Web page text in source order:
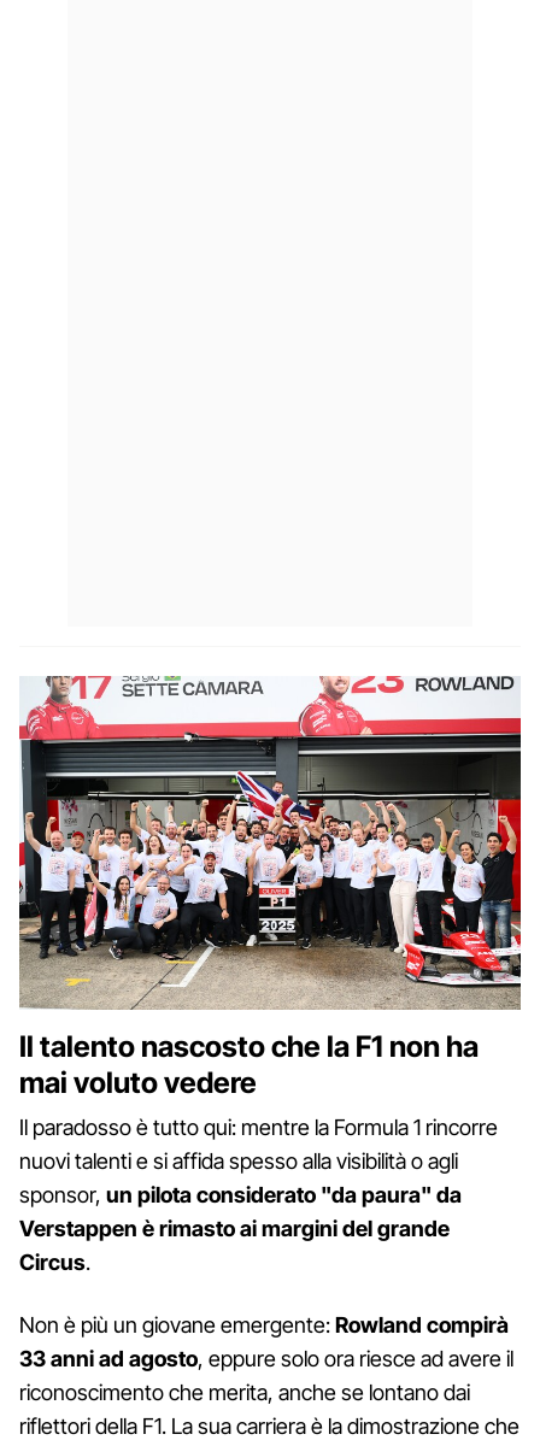
Il talento nascosto che la F1 non ha
mai voluto vedere
Il paradosso è tutto qui: mentre la Formula 1 rincorre
nuovi talenti e si affida spesso alla visibilità o agli
sponsor, un pilota considerato "da paura" da
Verstappen è rimasto ai margini del grande
Circus.
Non è più un giovane emergente:Rowland compirà
33 anni ad agosto, eppure solo ora riesce ad avere il
riconoscimento che merita, anche se lontano dai
riflettori della F1. La sua carriera è la dimostrazione che